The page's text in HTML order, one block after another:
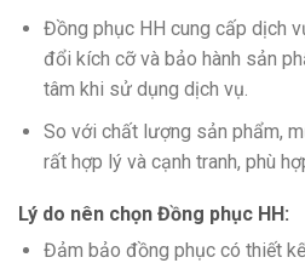
Đồng phục HH cung cấp dịch
đổi kích cỡ và bảo hành sản
tâm khi sử dụng dịch vụ.
So với chất lượng sản phẩm,
rất hợp lý và cạnh tranh, phù
Lý do nên chọn Đồng phục HH:
Đảm bảo đồng phục có thiết